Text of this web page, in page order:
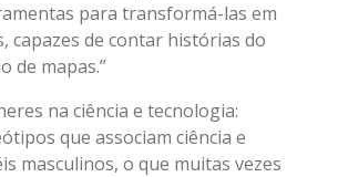
para transformá-las em
capazes de contar histórias do
de mapas.”
na ciência e tecnologia:
que associam ciência e
masculinos, o que muitas vezes